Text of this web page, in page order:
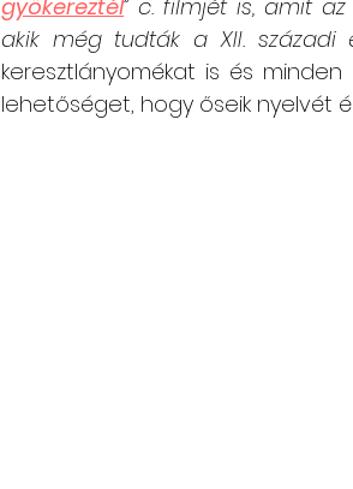
gyökereztél” c. filmjét is, amit
akik még tudták a XII. századi
keresztlányomékat is és
lehetőséget, hogy őseik nyelvét